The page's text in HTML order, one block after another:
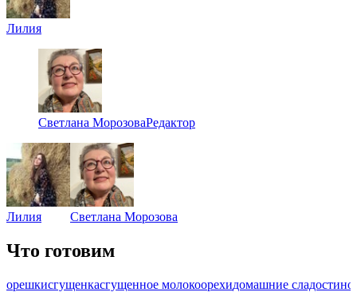
Лилия
Светлана МорозоваРедактор
Лилия Светлана Морозова
Что готовим
орешкисгущенкасгущенное молокоорехидомашние сладости